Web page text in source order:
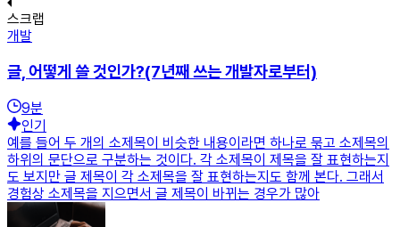
스크랩
개발
글, 어떻게 쓸 것인가?(7년째 쓰는 개발자로부터)
9분
인기
예를 들어 두 개의 소제목이 비슷한 내용이라면 하나로 묶고 소제목의
하위의 문단으로 구분하는 것이다. 각 소제목이 제목을 잘 표현하는지
도 보지만 글 제목이 각 소제목을 잘 표현하는지도 함께 본다. 그래서
경험상 소제목을 지으면서 글 제목이 바뀌는 경우가 많아